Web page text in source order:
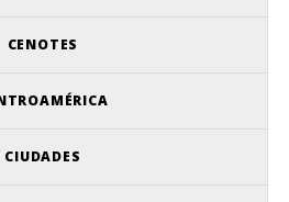
CENOTES
CIUDADES